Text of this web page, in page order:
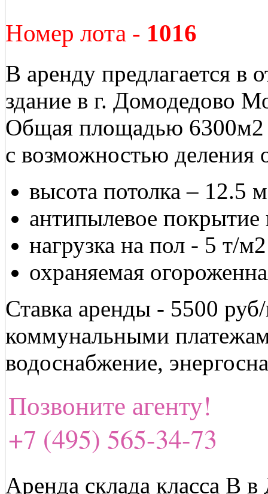
Номер лота - 1016
В аренду предлагается в
здание в г. Домодедово
Общая площадью 6300м2
с возможностью деления
высота потолка – 12.5
антипылевое покрытие
нагрузка на пол - 5 т/м2
охраняемая
Ставка аренды - 5500
коммунальными
водоснабжение,
Позвоните агенту!
+7 (495) 565-34-73
Аренда склада класса В